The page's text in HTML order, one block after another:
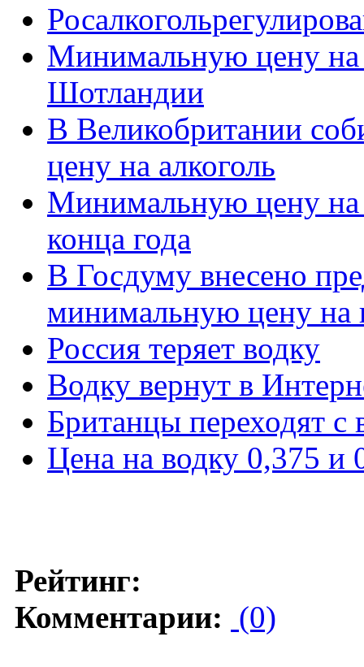
Минимальную цену на
Шотландии
В Великобритании
цену на алкоголь
Минимальную цену на
конца года
В Госдуму внесено
минимальную цену на
Россия теряет водку
Водку вернут в
Британцы переходят с
Цена на водку 0,375 и
Рейтинг:
Комментарии: (0)